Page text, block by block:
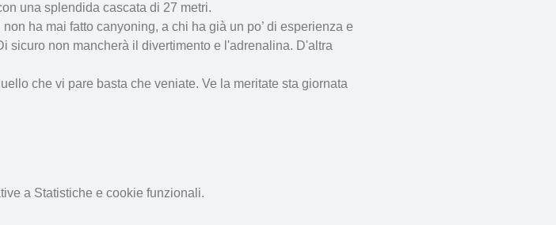
una splendida cascata di 27 metri.
ha mai fatto canyoning, a chi ha già un po’ di esperienza e
sicuro non mancherà il divertimento e l'adrenalina. D'altra
che vi pare basta che veniate. Ve la meritate sta giornata
a Statistiche e cookie funzionali.